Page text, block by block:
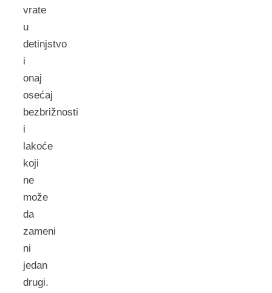
vrate
u
detinjstvo
i
onaj
osećaj
bezbrižnosti
i
lakoće
koji
ne
može
da
zameni
ni
jedan
drugi.